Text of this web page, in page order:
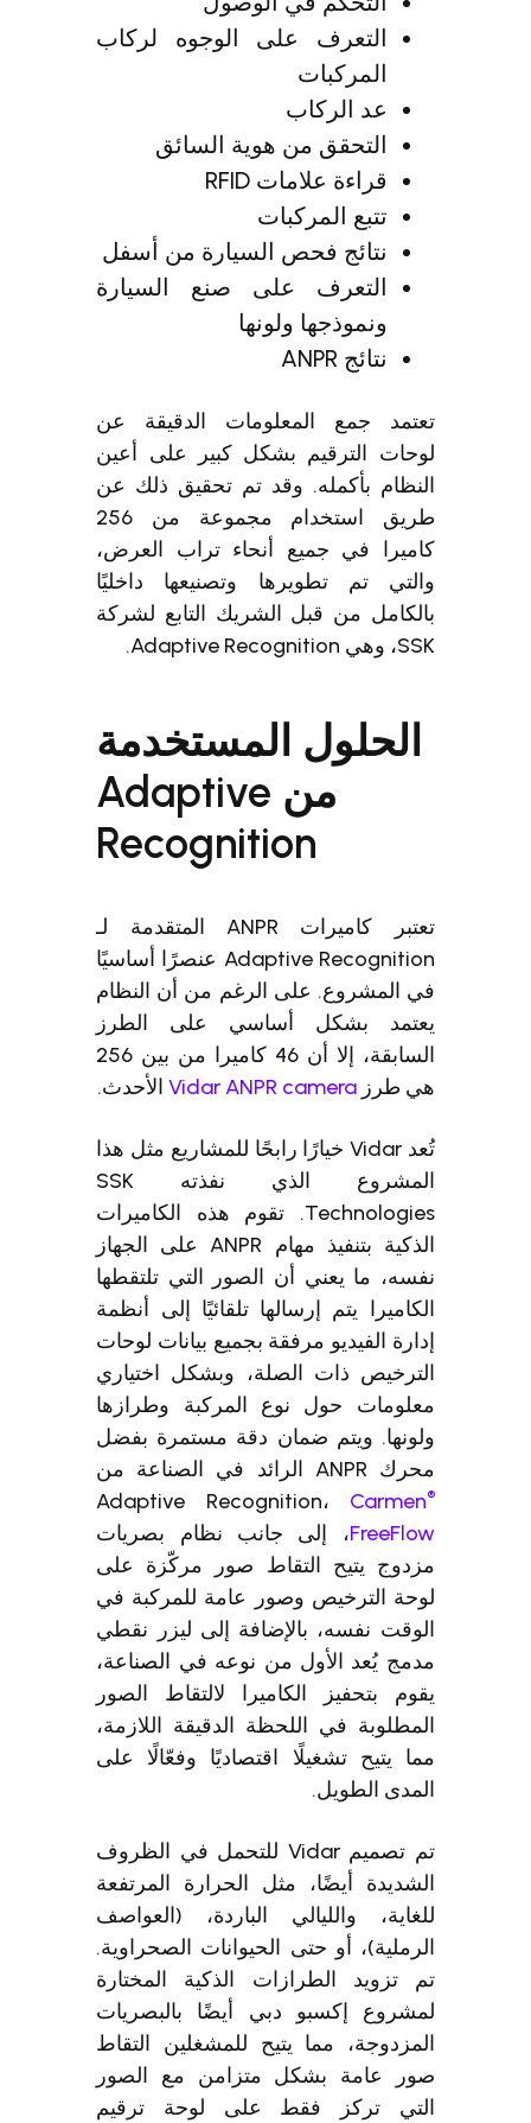
التعرف على الوجوه لركاب
عد الركاب
التحقق من هوية السائق
قراءة علامات RFID
تتبع المركبات
نتائج فحص السيارة من أسفل
التعرف على صنع السيارة
ونموذجها ولونها
تعتمد جمع المعلومات الدقيقة عن
لوحات الترقيم بشكل كبير على أعين
النظام بأكمله. وقد تم تحقيق ذلك عن
طريق استخدام مجموعة من 256
كاميرا في جميع أنحاء تراب العرض،
والتي تم تطويرها وتصنيعها داخليًا
بالكامل من قبل الشريك التابع لشركة
الحلول المستخدمة
من Adaptive
Recognition
تعتبر كاميرات ANPR المتقدمة لـ
Adaptive Recognition عنصرًا أساسيًا
في المشروع. على الرغم من أن النظام
يعتمد بشكل أساسي على الطرز
السابقة، إلا أن 46 كاميرا من بين 256
Vidar ANPR cameraالأحدث.
تُعد Vidar خيارًا رابحًا للمشاريع مثل هذا
المشروع الذي نفذته SSK
Technologies. تقوم هذه الكاميرات
الذكية بتنفيذ مهام ANPR على الجهاز
نفسه، ما يعني أن الصور التي تلتقطها
الكاميرا يتم إرسالها تلقائيًا إلى أنظمة
إدارة الفيديو مرفقة بجميع بيانات لوحات
الترخيص ذات الصلة، وبشكل اختياري
معلومات حول نوع المركبة وطرازها
ولونها. ويتم ضمان دقة مستمرة بفضل
محرك ANPR الرائد في الصناعة من
Adaptive Recognition،
، إلى جانب نظام بصريات
مزدوج يتيح التقاط صور مركّزة على
لوحة الترخيص وصور عامة للمركبة في
الوقت نفسه، بالإضافة إلى ليزر نقطي
مدمج يُعد الأول من نوعه في الصناعة،
يقوم بتحفيز الكاميرا لالتقاط الصور
المطلوبة في اللحظة الدقيقة اللازمة،
مما يتيح تشغيلًا اقتصاديًا وفعّالًا على
المدى الطويل.
تم تصميم Vidar للتحمل في الظروف
الشديدة أيضًا، مثل الحرارة المرتفعة
للغاية، والليالي الباردة، (العواصف
الرملية)، أو حتى الحيوانات الصحراوية.
تم تزويد الطرازات الذكية المختارة
لمشروع إكسبو دبي أيضًا بالبصريات
المزدوجة، مما يتيح للمشغلين التقاط
صور عامة بشكل متزامن مع الصور
التي تركز فقط على لوحة ترقيم